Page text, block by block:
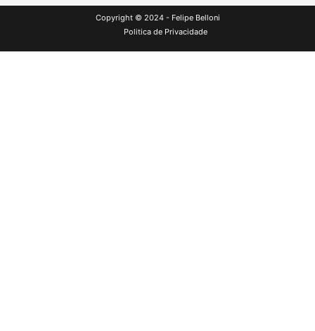
Copyright © 2024 - Felipe Belloni
Politica de Privacidade